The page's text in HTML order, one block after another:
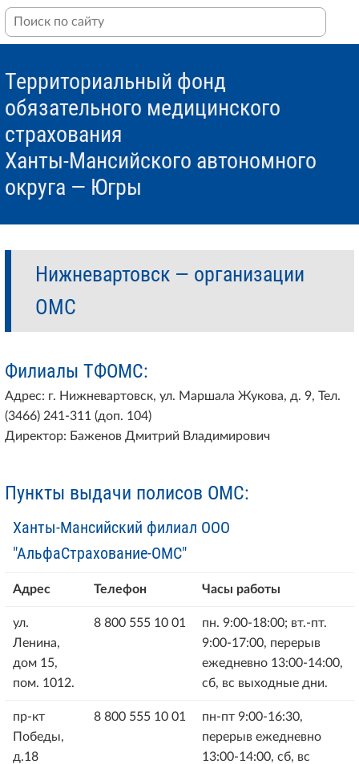
Территориальный фонд
обязательного медицинского
страхования
Ханты-Мансийского автономного
округа — Югры
Нижневартовск — организации
ОМС
Филиалы ТФОМС:
Адрес: г. Нижневартовск, ул. Маршала Жукова, д. 9, Тел.
(3466) 241-311 (доп. 104)
Директор: Баженов Дмитрий Владимирович
Пункты выдачи полисов ОМС:
Ханты-Мансийский филиал ООО
"АльфаСтрахование-ОМС"
Адрес Телефон Часы работы
ул.
Ленина,
дом 15,
пом. 1012.
8 800 555 10 01
пн. 9:00-18:00; вт.-пт.
9:00-17:00, перерыв
ежедневно 13:00-14:00,
сб, вс выходные дни.
пр-кт
Победы,
д.18
8 800 555 10 01
пн-пт 9:00-16:30,
перерыв ежедневно
13:00-14:00, сб, вс